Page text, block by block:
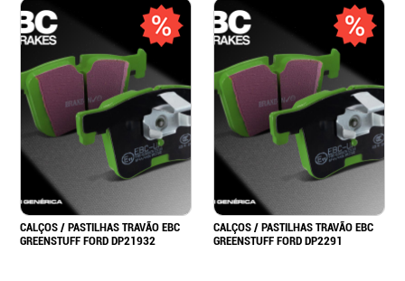
CALÇOS / PASTILHAS TRAVÃO EBC
GREENSTUFF FORD DP21932
CALÇOS / PASTILHAS TRAVÃO EBC
GREENSTUFF FORD DP2291